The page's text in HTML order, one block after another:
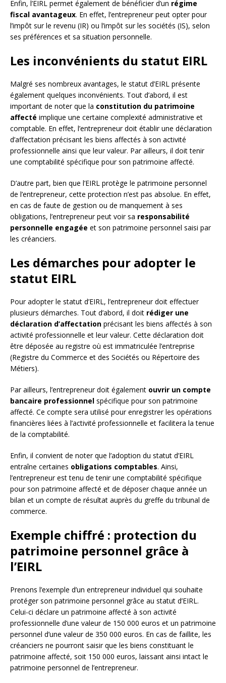
Enfin, l’EIRL permet également de bénéficier d’un régime
fiscal avantageux. En effet, l’entrepreneur peut opter pour
l’impôt sur le revenu (IR) ou l’impôt sur les sociétés (IS), selon
ses préférences et sa situation personnelle.
Les inconvénients du statut EIRL
Malgré ses nombreux avantages, le statut d’EIRL présente
également quelques inconvénients. Tout d’abord, il est
important de noter que la constitution du patrimoine
affecté implique une certaine complexité administrative et
comptable. En effet, l’entrepreneur doit établir une déclaration
d’affectation précisant les biens affectés à son activité
professionnelle ainsi que leur valeur. Par ailleurs, il doit tenir
une comptabilité spécifique pour son patrimoine affecté.
D’autre part, bien que l’EIRL protège le patrimoine personnel
de l’entrepreneur, cette protection n’est pas absolue. En effet,
en cas de faute de gestion ou de manquement à ses
obligations, l’entrepreneur peut voir sa responsabilité
personnelle engagée et son patrimoine personnel saisi par
les créanciers.
Les démarches pour adopter le
statut EIRL
Pour adopter le statut d’EIRL, l’entrepreneur doit effectuer
plusieurs démarches. Tout d’abord, il doit rédiger une
déclaration d’affectation précisant les biens affectés à son
activité professionnelle et leur valeur. Cette déclaration doit
être déposée au registre où est immatriculée l’entreprise
(Registre du Commerce et des Sociétés ou Répertoire des
Métiers).
Par ailleurs, l’entrepreneur doit également ouvrir un compte
bancaire professionnel spécifique pour son patrimoine
affecté. Ce compte sera utilisé pour enregistrer les opérations
financières liées à l’activité professionnelle et facilitera la tenue
de la comptabilité.
Enfin, il convient de noter que l’adoption du statut d’EIRL
entraîne certaines obligations comptables. Ainsi,
l’entrepreneur est tenu de tenir une comptabilité spécifique
pour son patrimoine affecté et de déposer chaque année un
bilan et un compte de résultat auprès du greffe du tribunal de
commerce.
Exemple chiffré : protection du
patrimoine personnel grâce à
l’EIRL
Prenons l’exemple d’un entrepreneur individuel qui souhaite
protéger son patrimoine personnel grâce au statut d’EIRL.
Celui-ci déclare un patrimoine affecté à son activité
professionnelle d’une valeur de 150 000 euros et un patrimoine
personnel d’une valeur de 350 000 euros. En cas de faillite, les
créanciers ne pourront saisir que les biens constituant le
patrimoine affecté, soit 150 000 euros, laissant ainsi intact le
patrimoine personnel de l’entrepreneur.